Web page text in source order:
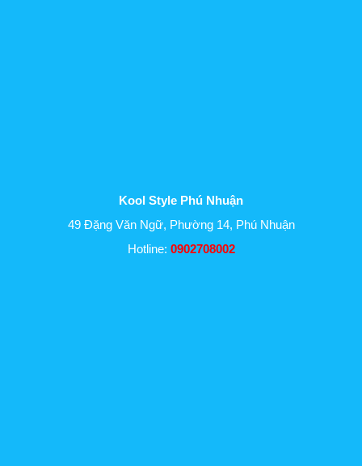
Kool Style Phú Nhuận
49 Đặng Văn Ngữ, Phường 14, Phú Nhuận
Hotline: 0902708002